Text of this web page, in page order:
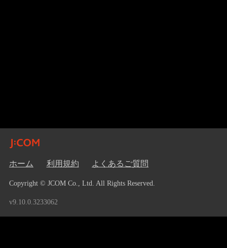
ホーム 利用規約 よくあるご質問
Copyright © JCOM Co., Ltd. All Rights Reserved.
v9.10.0.3233062